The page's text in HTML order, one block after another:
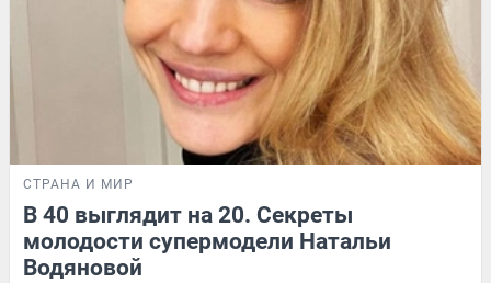
СТРАНА И МИР
В 40 выглядит на 20. Секреты
молодости супермодели Натальи
Водяновой